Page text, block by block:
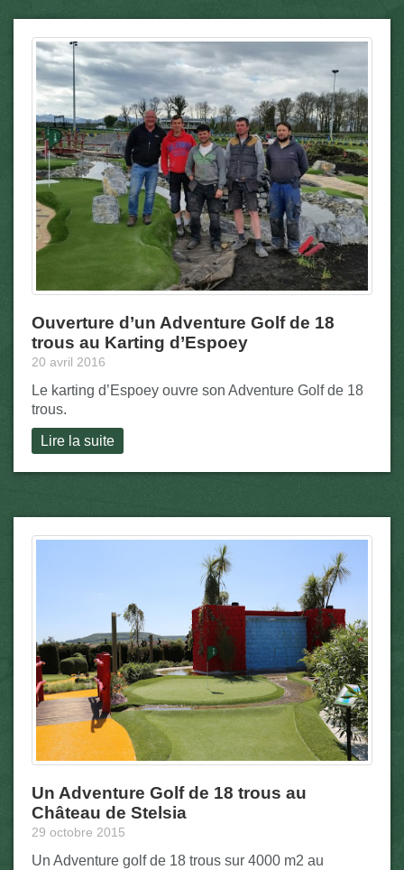
Ouverture d’un Adventure Golf de 18
trous au Karting d’Espoey
20 avril 2016
Le karting d’Espoey ouvre son Adventure Golf de 18
trous.
Lire la suite
Un Adventure Golf de 18 trous au
Château de Stelsia
29 octobre 2015
Un Adventure golf de 18 trous sur 4000 m2 au